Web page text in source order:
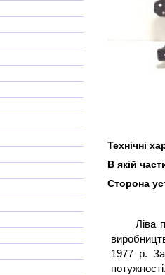
Технічні
В якій
Сторона
Ліва
1977 р. За